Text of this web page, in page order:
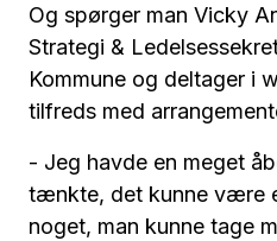
Og spørger man Vicky
Strategi &
Kommune og deltager i
tilfreds med
- Jeg havde en meget
tænkte, det kunne være
noget, man kunne tage